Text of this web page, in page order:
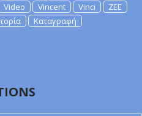
Video Vincent Vinci
ZEE
Καταγραφή